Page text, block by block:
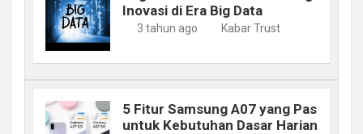
Inovasi di Era Big Data
3 tahun ago Kabar Trust
5 Fitur Samsung A07 yang Pas
untuk Kebutuhan Dasar Harian